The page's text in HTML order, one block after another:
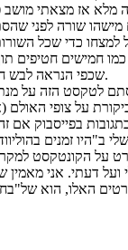
מלא אז מצאתי מושב
מישהו שורה לפני
למצחו כדי שכל
חמישים חטיפים
שכפי הנראה לבש חליפה עשויה משקיות ניילון.
לטקסט הזה על
על צופי האולם
בפייסבוק אם
ב"היו זמנים
על הקונטקסט
האלו, הוא